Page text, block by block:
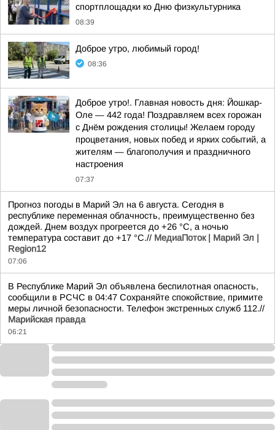
спортплощадки ко Дню физкультурника
08:39
Доброе утро, любимый город!
08:36
Доброе утро!. Главная новость дня: Йошкар-
Оле — 442 года! Поздравляем всех горожан
с Днём рождения столицы! Желаем городу
процветания, новых побед и ярких событий, а
жителям — благополучия и праздничного
настроения
07:37
Прогноз погоды в Марий Эл на 6 августа. Сегодня в
республике переменная облачность, преимущественно без
дождей. Днем воздух прогреется до +26 °C, а ночью
температура составит до +17 °C.// МедиаПоток | Марий Эл |
Region12
07:06
В Республике Марий Эл объявлена беспилотная опасность,
сообщили в РСЧС в 04:47 Сохраняйте спокойствие, примите
меры личной безопасности. Телефон экстренных служб 112.//
Марийская правда
06:21